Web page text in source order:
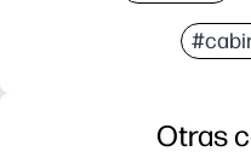
Otras